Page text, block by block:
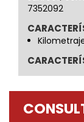
7352092